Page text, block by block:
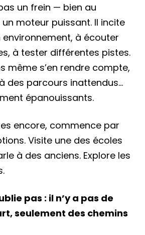
un frein — bien au
un moteur puissant. Il incite
à écouter
à tester différentes pistes.
même s’en rendre compte,
des parcours inattendus…
épanouissants.
encore, commence par
Visite une des écoles
à des anciens. Explore les
pas : il n’y a pas de
seulement des chemins